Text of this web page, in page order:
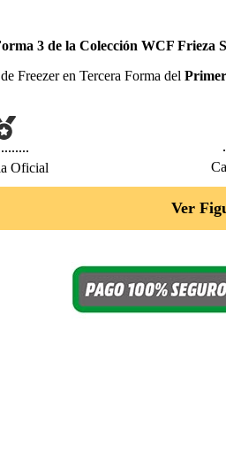
3 de la Colección WCF Frieza
Freezer en Tercera Forma del
Oficial
Ver